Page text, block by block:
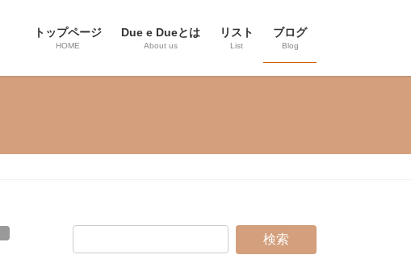
トップページ
HOME
Due e Dueとは
About us
リスト
List
ブログ
Blog